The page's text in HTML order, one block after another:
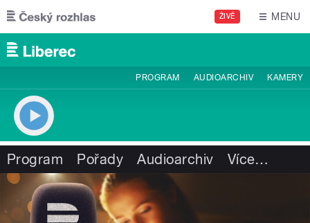
Přejít k hlavnímu obsahu
ŽIVĚ MENU
PROGRAM AUDIOARCHIV KAMERY
Program Pořady Audioarchiv Více…